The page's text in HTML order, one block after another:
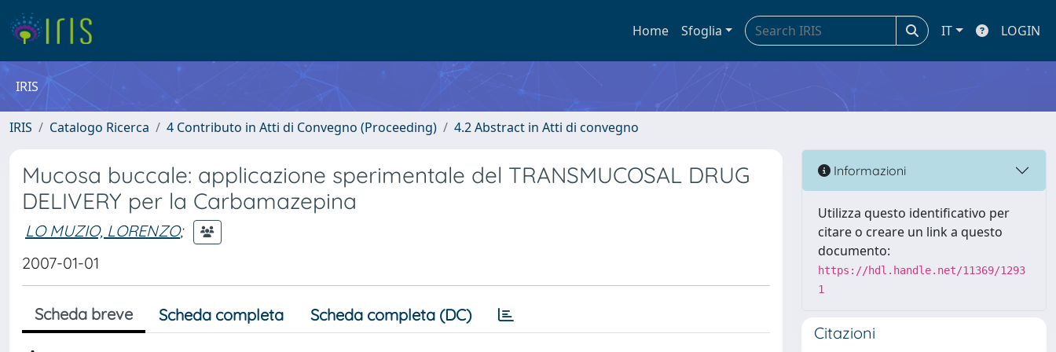
Home Sfoglia IT LOGIN
IRIS
IRIS Catalogo Ricerca 4 Contributo in Atti di Convegno (Proceeding) 4.2 Abstract in Atti di convegno
Mucosa buccale: applicazione sperimentale del TRANSMUCOSAL DRUG
DELIVERY per la Carbamazepina
LO MUZIO, LORENZO;
2007-01-01
Scheda breve Scheda completa Scheda completa (DC)
Informazioni
Utilizza questo identificativo per
citare o creare un link a questo
documento:
https://hdl.handle.net/11369/1293
1
Citazioni